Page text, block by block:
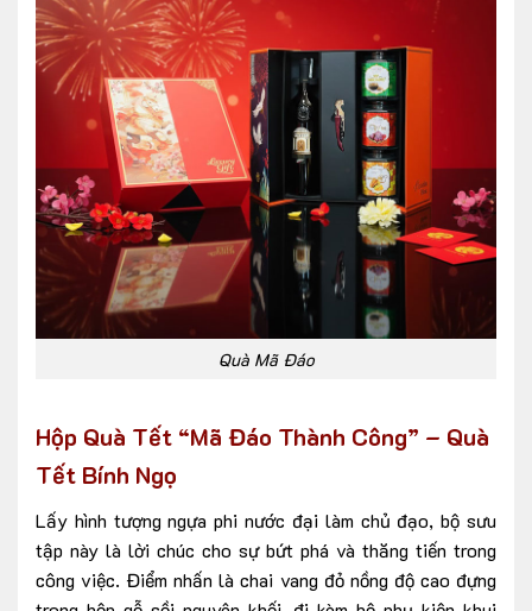
Quà Mã Đáo
Hộp Quà Tết “Mã Đáo Thành Công” – Quà
Tết Bính Ngọ
Lấy hình tượng ngựa phi nước đại làm chủ đạo, bộ sưu
tập này là lời chúc cho sự bứt phá và thăng tiến trong
công việc. Điểm nhấn là chai vang đỏ nồng độ cao đựng